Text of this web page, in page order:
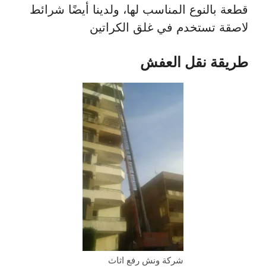
قطعة بالنوع المناسب لها، ولدينا أيضًا شرائط
لاصقة تستخدم في غلق الكراتين
طريقة نقل العفش
شركة ونش رفع اثاث